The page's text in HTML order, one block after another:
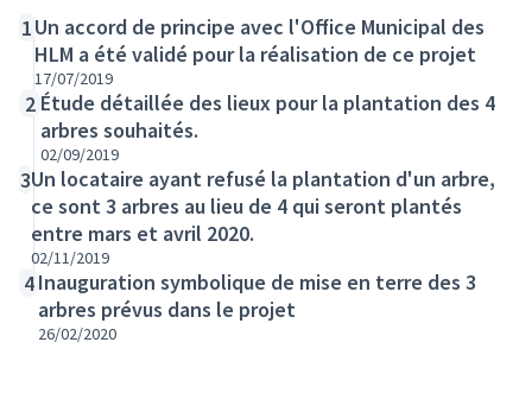
1Un accord de principe avec l'Office Municipal des
HLM a été validé pour la réalisation de ce projet
17/07/2019
2 Étude détaillée des lieux pour la plantation des 4
arbres souhaités.
02/09/2019
3Un locataire ayant refusé la plantation d'un arbre,
ce sont 3 arbres au lieu de 4 qui seront plantés
entre mars et avril 2020.
02/11/2019
4Inauguration symbolique de mise en terre des 3
arbres prévus dans le projet
26/02/2020